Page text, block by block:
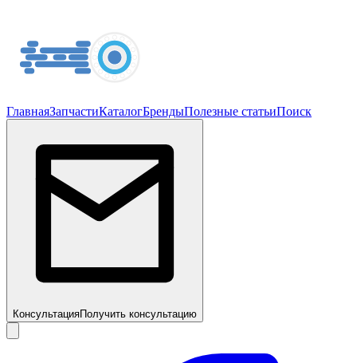
ГлавнаяЗапчастиКаталогБрендыПолезные статьиПоиск
КонсультацияПолучить консультацию